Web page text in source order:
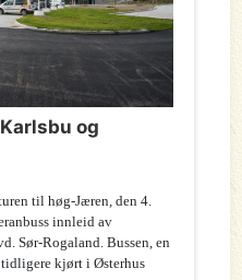
og
til høg-Jæren, den 4.
innleid av
Sør-Rogaland. Bussen, en
kjørt i Østerhus